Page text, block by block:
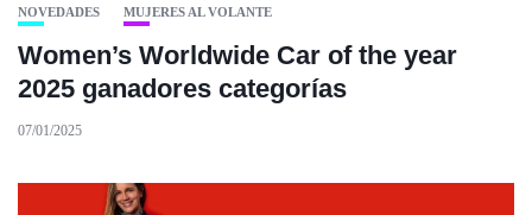
NOVEDADES MUJERES AL VOLANTE
Women’s Worldwide Car of the year
2025 ganadores categorías
07/01/2025